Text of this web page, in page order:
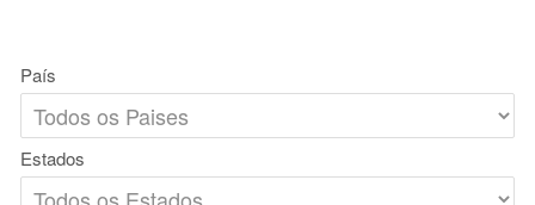
País
Estados